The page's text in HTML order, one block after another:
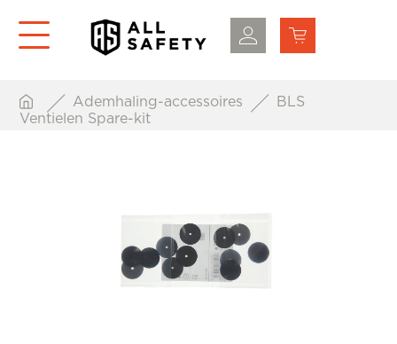
Ademhaling-accessoires
BLS
Ventielen Spare-kit